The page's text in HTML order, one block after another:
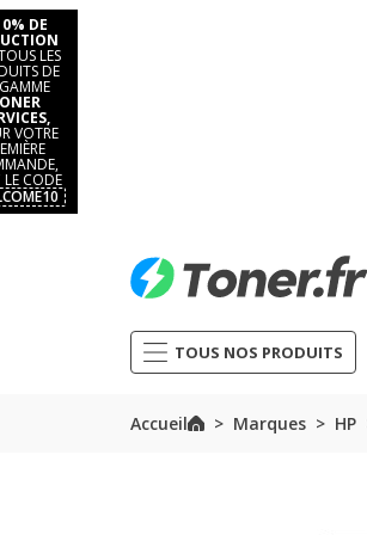
DE
LES
DE
VOTRE
LE CODE
TOUS NOS PRODUITS
Accueil Marques HP